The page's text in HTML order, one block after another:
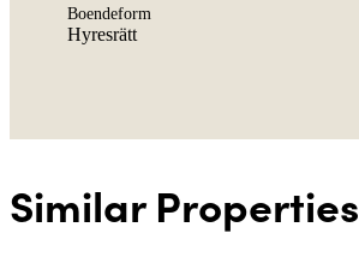
Boendeform
Hyresrätt
Similar Properties